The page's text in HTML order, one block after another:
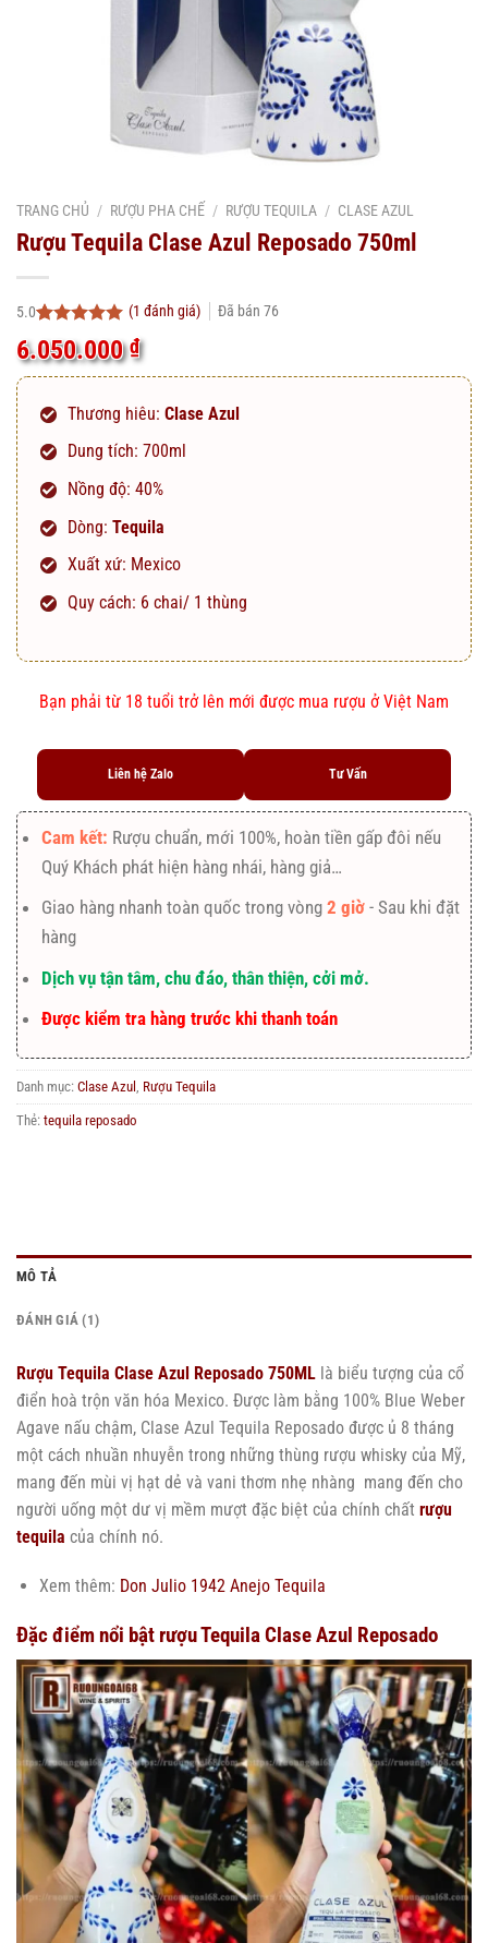
TRANG CHỦ / RƯỢU PHA CHẾ / RƯỢU TEQUILA / CLASE AZUL
Rượu Tequila Clase Azul Reposado 750ml
5.0
5.0trên 5
dựa trên
1
đánh giá
(1 đánh giá) Đã bán 76
6.050.000₫
Thương hiêu: Clase Azul
Dung tích: 700ml
Nồng độ: 40%
Dòng: Tequila
Xuất xứ: Mexico
Quy cách: 6 chai/ 1 thùng
Bạn phải từ 18 tuổi trở lên mới được mua rượu ở Việt Nam
Liên hệ Zalo Tư Vấn
Cam kết: Rượu chuẩn, mới 100%, hoàn tiền gấp đôi nếu
Quý Khách phát hiện hàng nhái, hàng giả…
Giao hàng nhanh toàn quốc trong vòng2 giờ - Sau khi đặt
hàng
Dịch vụ tận tâm, chu đáo, thân thiện, cởi mở.
Được kiểm tra hàng trước khi thanh toán
Danh mục: Clase Azul Rượu Tequila
Thẻ: tequila reposado
MÔ TẢ
ĐÁNH GIÁ (1)
Rượu Tequila Clase Azul Reposado 750ML là biểu tượng của cổ
điển hoà trộn văn hóa Mexico. Được làm bằng 100% Blue Weber
Agave nấu chậm, Clase Azul Tequila Reposado được ủ 8 tháng
một cách nhuần nhuyễn trong những thùng rượu whisky của Mỹ,
mang đến mùi vị hạt dẻ và vani thơm nhẹ nhàng ​mang đến cho
người uống một dư vị mềm mượt đặc biệt của chính chất rượu
tequila của chính nó.
Xem thêm: Don Julio 1942 Anejo Tequila
Đặc điểm nổi bật rượu Tequila Clase Azul Reposado